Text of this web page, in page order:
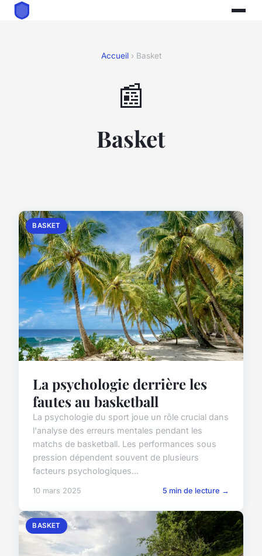
Accueil› Basket
📰
Basket
BASKET
La psychologie derrière les
fautes au basketball
La psychologie du sport joue un rôle crucial dans
l'analyse des erreurs mentales pendant les
matchs de basketball. Les performances sous
pression dépendent souvent de plusieurs
facteurs psychologiques...
10 mars 2025 5 min de lecture →
BASKET